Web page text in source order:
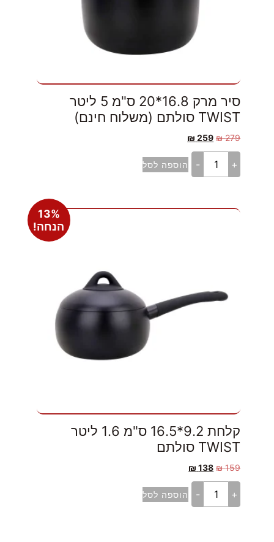
סיר מרק 16.8*20 ס"מ 5 ליטר
TWIST סולתם (משלוח חינם)
279
₪
259
₪
+
- הוספה לסל
13%
הנחה!
קלחת 9.2*16.5 ס"מ 1.6 ליטר
TWIST סולתם
159
₪
138
₪
+
- הוספה לסל